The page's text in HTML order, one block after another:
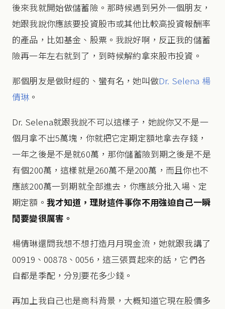
後來我就開始做儲蓄險。那時候遇到另外一個朋友，
她跟我說你應該要投資股市或其他比較高投資報酬率
的產品，比如基金、股票。我說好啊，反正我的儲蓄
險再一年左右就到了，到時候解約拿來股市投資。
那個朋友是做財經的、蠻有名，她叫做Dr. Selena 楊
倩琳 。
Dr. Selena就跟我說不可以這樣子，她說你又不是一
個月拿不出5萬塊，你就把它定期定額地拿去存錢，
一年之後是不是就60萬，那你儲蓄險到期之後是不是
有個200萬，這樣就是260萬不是200萬，而且你也不
應該200萬一到期就全部進去，你應該分批入場、定
期定額。 我才知道，理財這件事你不用強迫自己一瞬
間要變很厲害。
楊倩琳還問我想不想打造月月現金流，她就跟我講了
00919、00878、0056，這三張買起來的話，它們各
自都是季配，分別要花多少錢。
再加上我自己也是商科背景，大概知道它現在股價多